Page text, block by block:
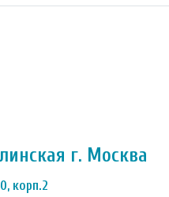
г. Москва
корп.2